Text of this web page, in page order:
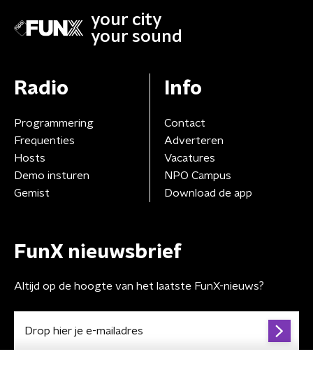
your city
your sound
Radio
Programmering
Frequenties
Hosts
Demo insturen
Gemist
Info
Contact
Adverteren
Vacatures
NPO Campus
Download de app
FunX nieuwsbrief
Altijd op de hoogte van het laatste FunX-nieuws?